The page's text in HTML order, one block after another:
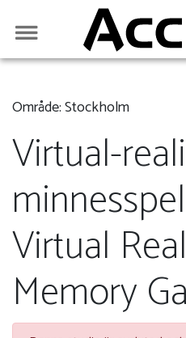
Område: Stockholm
Virtual-
Virtual
Memory